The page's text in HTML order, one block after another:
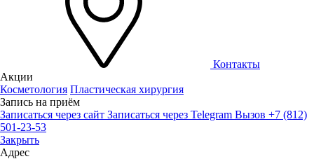
Контакты
Акции
Косметология Пластическая хирургия
Запись на приём
Записаться через сайт Записаться через Telegram Вызов +7 (812)
501-23-53
Закрыть
Адрес